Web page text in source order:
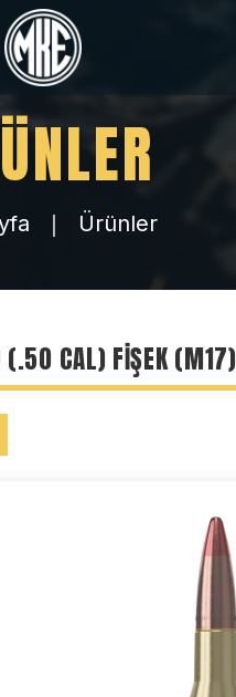
Ürünler
CAL) FIŞEK (M17)